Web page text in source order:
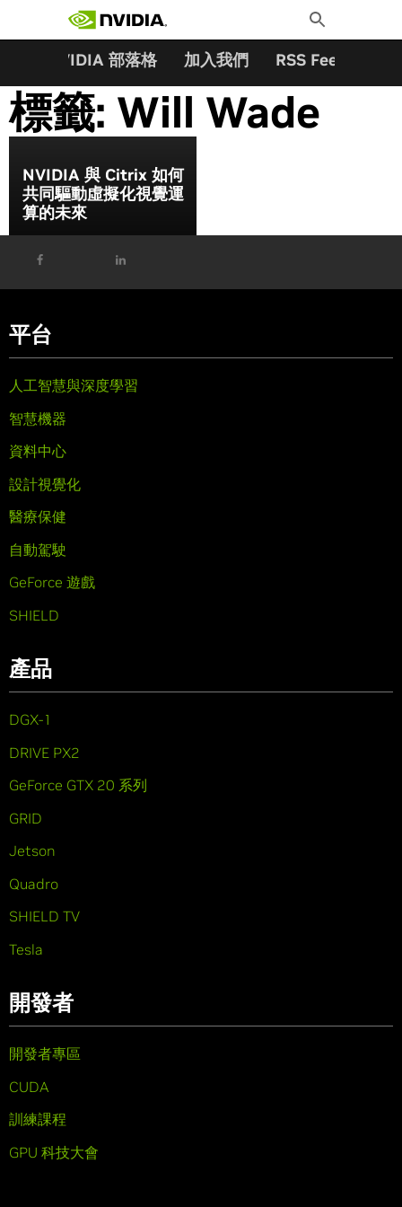
Toggle
Search
NVIDIA 部落格 加入我們 RSS Feeds
標籤: Will Wade
NVIDIA 與 Citrix 如何
共同驅動虛擬化視覺運
算的未來
平台
人工智慧與深度學習
智慧機器
資料中心
設計視覺化
醫療保健
自動駕駛
GeForce 遊戲
SHIELD
產品
DGX-1
DRIVE PX2
GeForce GTX 20 系列
GRID
Jetson
Quadro
SHIELD TV
Tesla
開發者
開發者專區
CUDA
訓練課程
GPU 科技大會